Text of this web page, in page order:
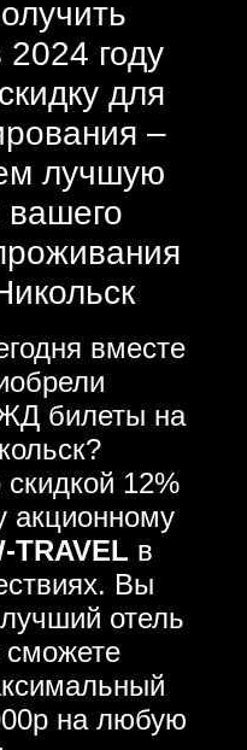
году
для
–
лучшую
вашего
вместе
билеты на
12%
акционному
TRAVEL в
Вы
отель
сможете
на любую